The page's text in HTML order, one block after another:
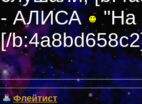
- АЛИСА
"На
[/
Флейтист